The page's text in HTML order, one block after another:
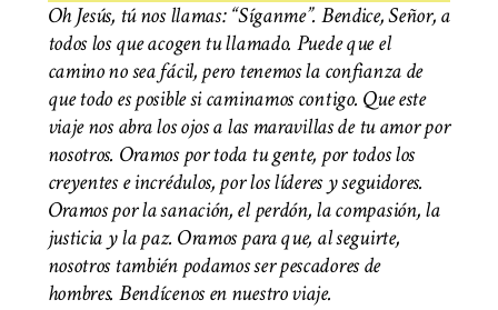
Oh Jesús, tú nos llamas: “Síganme”. Bendice, Señor, a
todos los que acogen tu llamado. Puede que el
camino no sea fácil, pero tenemos la confianza de
que todo es posible si caminamos contigo. Que este
viaje nos abra los ojos a las maravillas de tu amor por
nosotros. Oramos por toda tu gente, por todos los
creyentes e incrédulos, por los líderes y seguidores.
Oramos por la sanación, el perdón, la compasión, la
justicia y la paz. Oramos para que, al seguirte,
nosotros también podamos ser pescadores de
hombres. Bendícenos en nuestro viaje.